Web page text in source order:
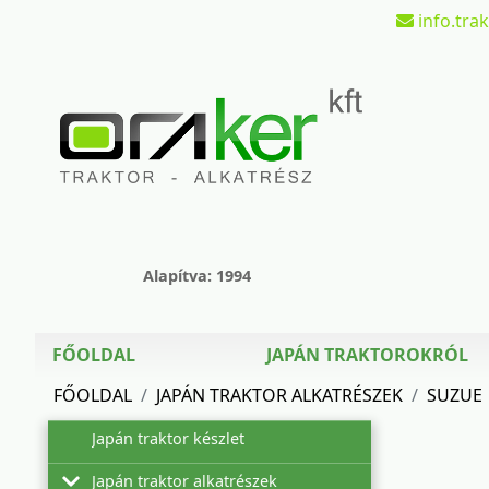
Alapítva: 1994
FŐOLDAL JAPÁN TRAKTOROKRÓL
FŐOLDAL
JAPÁN TRAKTOR ALKATRÉSZEK SUZUE
Japán traktor készlet
Japán traktor alkatrészek